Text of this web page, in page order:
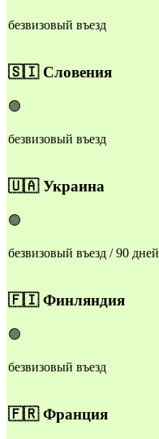
безвизовый въезд
🇸🇮 Словения
🟢
безвизовый въезд
🇺🇦Украина
🟢
безвизовый въезд / 90 дней
🇫🇮Финляндия
🟢
безвизовый въезд
🇫🇷Франция